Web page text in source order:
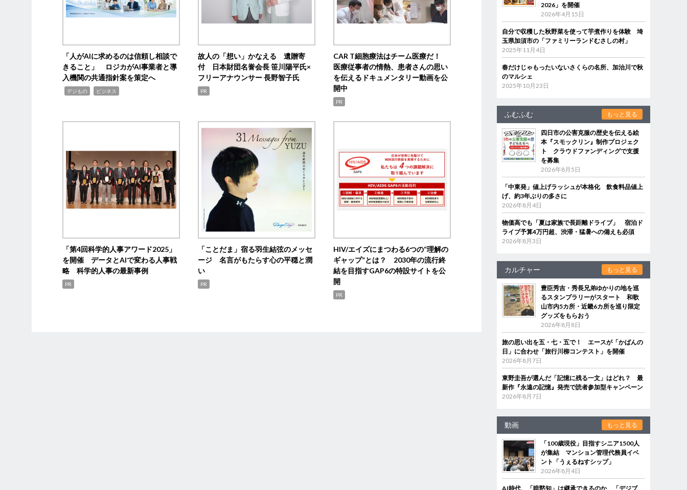
「人がAIに求めるのは信頼し相談で
きること」 ロジカがAI事業者と導
入機関の共通指針案を策定へ
デジもの ビジネス
故人の「想い」かなえる 遺贈寄
付 日本財団名誉会長 笹川陽平氏×
フリーアナウンサー 長野智子氏
PR
CAR T細胞療法はチーム医療だ！
医療従事者の情熱、患者さんの思い
を伝えるドキュメンタリー動画を公
開中
PR
「第4回科学的人事アワード2025」
を開催 データとAIで変わる人事戦
略 科学的人事の最新事例
PR
「ことだま」宿る羽生結弦のメッセ
ージ 名言がもたらす心の平穏と潤
い
PR
HIV/エイズにまつわる6つの“理解の
ギャップ”とは？ 2030年の流行終
結を目指すGAP6の特設サイトを公
開
PR
2026」を開催
2026年4月15日
自分で収穫した秋野菜を使って芋煮作りを体験 埼
玉県加須市の「ファミリーランドむさしの村」
2025年11月4日
春だけじゃもったいないさくらの名所、加治川で秋
のマルシェ
2025年10月23日
ふむふむ もっと見る
四日市の公害克服の歴史を伝える絵
本『スモックリン』制作プロジェク
ト クラウドファンディングで支援
を募集
2026年8月5日
「中東発」値上げラッシュが本格化 飲食料品値上
げ、約3年ぶりの多さに
2026年8月4日
物価高でも「夏は家族で長距離ドライブ」 宿泊ド
ライブ予算4万円超、渋滞・猛暑への備えも必須
2026年8月3日
カルチャー もっと見る
豊臣秀吉・秀長兄弟ゆかりの地を巡
るスタンプラリーがスタート 和歌
山市内5カ所・近畿6カ所を巡り限定
グッズをもらおう
2026年8月8日
旅の思い出を五・七・五で！ エースが「かばんの
日」に合わせ「旅行川柳コンテスト」を開催
2026年8月7日
東野圭吾が選んだ「記憶に残る一文」はどれ？ 最
新作『永遠の記憶』発売で読者参加型キャンペーン
2026年8月7日
動画 もっと見る
「100歳現役」目指すシニア1500人
が集結 マンション管理代務員イベ
ント「うぇるねすシップ」
2026年8月4日
AI時代、「暗黙知」は継承できるのか 「デジブ